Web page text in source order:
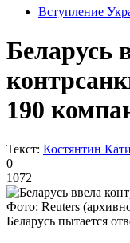
Вступление
Беларусь
190
Текст: Костянтин
0
1072
Фото: Reuters
Беларусь пытается